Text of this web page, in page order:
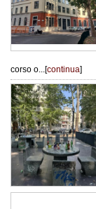
corso o...[continua]